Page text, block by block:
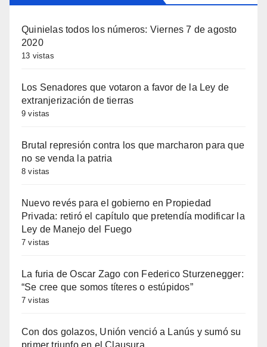
Quinielas todos los números: Viernes 7 de agosto
2020
13 vistas
Los Senadores que votaron a favor de la Ley de
extranjerización de tierras
9 vistas
Brutal represión contra los que marcharon para que
no se venda la patria
8 vistas
Nuevo revés para el gobierno en Propiedad
Privada: retiró el capítulo que pretendía modificar la
Ley de Manejo del Fuego
7 vistas
La furia de Oscar Zago con Federico Sturzenegger:
“Se cree que somos títeres o estúpidos”
7 vistas
Con dos golazos, Unión venció a Lanús y sumó su